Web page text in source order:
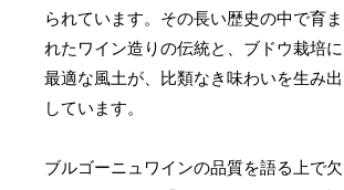
られています。その長い歴史の中で育ま
れたワイン造りの伝統と、ブドウ栽培に
最適な風土が、比類なき味わいを生み出
しています。
ブルゴーニュワインの品質を語る上で欠